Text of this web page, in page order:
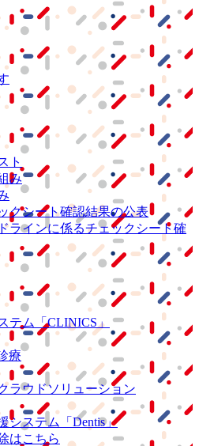
ト
み
クシート確認結果の公表
ラインに係るチェックシート確
テム
「CLINICS」
療
ラウドソリューション
システム
「Dentis」
はこちら